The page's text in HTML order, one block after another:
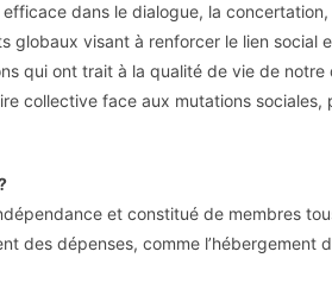
dans le dialogue, la concertation,
globaux visant à renforcer le lien
qui ont trait à la qualité de vie de notre
collective face aux mutations
et constitué de membres
des dépenses, comme l’hébergement